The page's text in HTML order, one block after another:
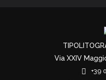
Via XXIV
+39